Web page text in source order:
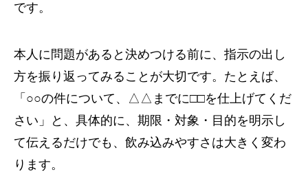
です。
本人に問題があると決めつける前に、指示の出し
方を振り返ってみることが大切です。たとえば、
「○○の件について、△△までに□□を仕上げてくだ
さい」と、具体的に、期限・対象・目的を明示し
て伝えるだけでも、飲み込みやすさは大きく変わ
ります。